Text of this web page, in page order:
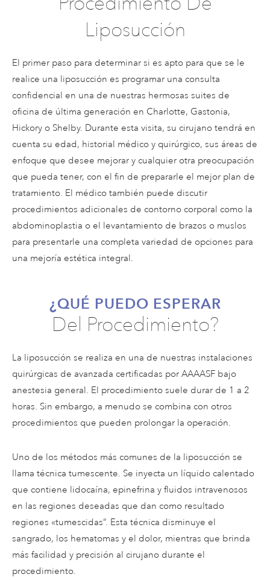
Liposucción
El primer paso para determinar si es apto para que se le
realice una liposucción es programar una consulta
confidencial en una de nuestras hermosas suites de
oficina de última generación en Charlotte, Gastonia,
Hickory o Shelby. Durante esta visita, su cirujano tendrá en
cuenta su edad, historial médico y quirúrgico, sus áreas de
enfoque que desee mejorar y cualquier otra preocupación
que pueda tener, con el fin de prepararle el mejor plan de
tratamiento. El médico también puede discutir
procedimientos adicionales de contorno corporal como la
abdominoplastia o el levantamiento de brazos o muslos
para presentarle una completa variedad de opciones para
una mejoría estética integral.
¿QUÉ PUEDO ESPERAR
Del Procedimiento?
La liposucción se realiza en una de nuestras instalaciones
quirúrgicas de avanzada certificadas por AAAASF bajo
anestesia general. El procedimiento suele durar de 1 a 2
horas. Sin embargo, a menudo se combina con otros
procedimientos que pueden prolongar la operación.
Uno de los métodos más comunes de la liposucción se
llama técnica tumescente. Se inyecta un líquido calentado
que contiene lidocaína, epinefrina y fluidos intravenosos
en las regiones deseadas que dan como resultado
regiones «tumescidas”. Esta técnica disminuye el
sangrado, los hematomas y el dolor, mientras que brinda
más facilidad y precisión al cirujano durante el
procedimiento.